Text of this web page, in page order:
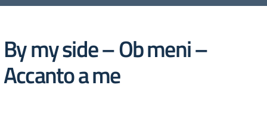
By my side – Ob meni –
Accanto a me